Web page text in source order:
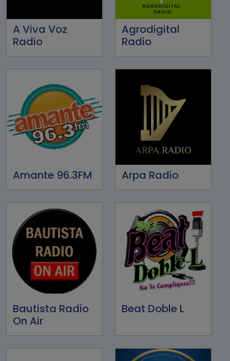
A Viva Voz
Radio
Agrodigital
Radio
Amante 96.3FM Arpa Radio
Bautista Radio
On Air
Beat Doble L